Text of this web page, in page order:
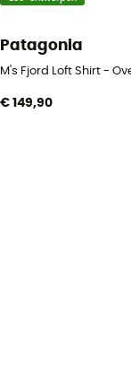
- Overhemd - Heren
Patagonia
M's Fjord Loft Shirt -
€ 149,90